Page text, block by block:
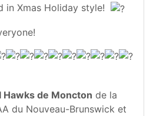
in Xmas Holiday style!
Hawks de Moncton de la
du Nouveau-Brunswick et